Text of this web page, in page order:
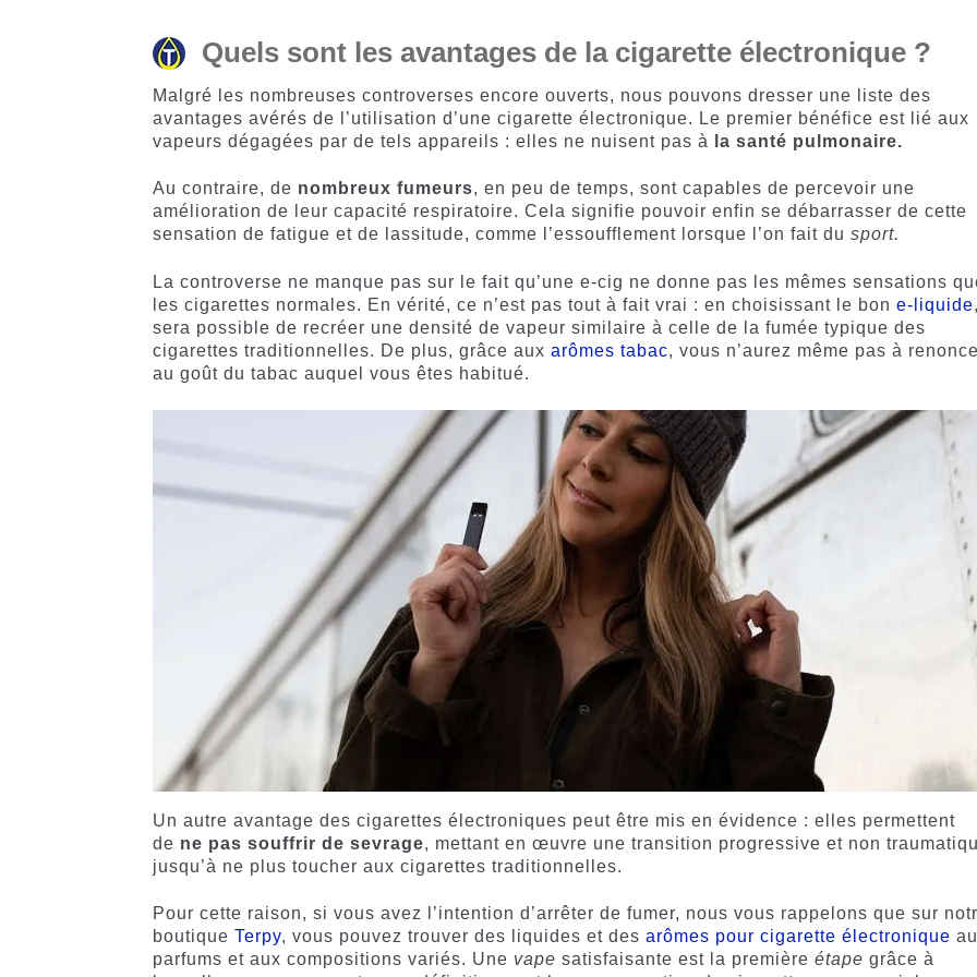
Quels sont les avantages de la cigarette électronique ?
Malgré les nombreuses controverses encore ouverts, nous pouvons dresser une liste des
avantages avérés de l’utilisation d’une cigarette électronique. Le premier bénéfice est lié aux
vapeurs dégagées par de tels appareils : elles ne nuisent pas à
la santé pulmonaire.
Au contraire, de nombreux fumeurs, en peu de temps, sont capables de percevoir une
amélioration de leur capacité respiratoire. Cela signifie pouvoir enfin se débarrasser de cette
sensation de fatigue et de lassitude, comme l’essoufflement lorsque l’on fait dusport.
La controverse ne manque pas sur le fait qu’une e-cig ne donne pas les mêmes sensations
les cigarettes normales. En vérité, ce n’est pas tout à fait vrai : en choisissant le bone-liquide
sera possible de recréer une densité de vapeur similaire à celle de la fumée typique des
cigarettes traditionnelles. De plus, grâce auxarômes tabac, vous n’aurez même pas à
au goût du tabac auquel vous êtes habitué.
Un autre avantage des cigarettes électroniques peut être mis en évidence : elles permettent
de ne pas souffrir de sevrage, mettant en œuvre une transition progressive et non
jusqu’à ne plus toucher aux cigarettes traditionnelles.
Pour cette raison, si vous avez l’intention d’arrêter de fumer, nous vous rappelons que sur
boutiqueTerpy, vous pouvez trouver des liquides et desarômes pour cigarette électronique
parfums et aux compositions variés. Une vape satisfaisante est la premièreétape grâce à